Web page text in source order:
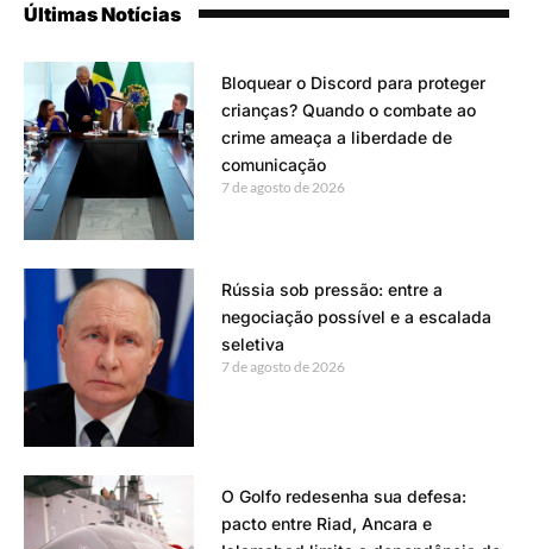
Últimas Notícias
Bloquear o Discord para proteger
crianças? Quando o combate ao
crime ameaça a liberdade de
comunicação
7 de agosto de 2026
Rússia sob pressão: entre a
negociação possível e a escalada
seletiva
7 de agosto de 2026
O Golfo redesenha sua defesa:
pacto entre Riad, Ancara e